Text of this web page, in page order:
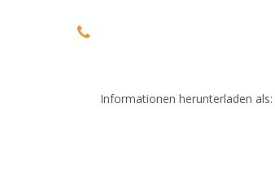
Informationen herunterladen als: